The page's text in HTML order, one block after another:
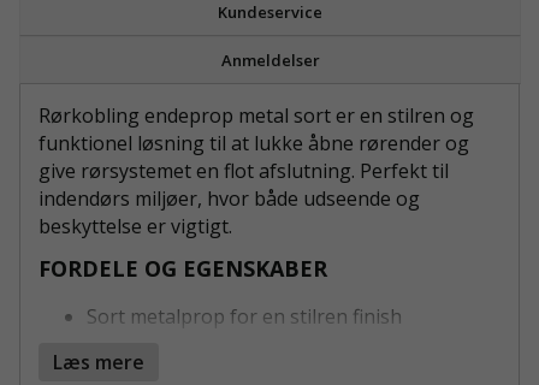
Kundeservice
Anmeldelser
Rørkobling endeprop metal sort er en stilren og
funktionel løsning til at lukke åbne rørender og
give rørsystemet en flot afslutning. Perfekt til
indendørs miljøer, hvor både udseende og
beskyttelse er vigtigt.
FORDELE OG EGENSKABER
Sort metalprop for en stilren finish
Nem montering med rustfri stålskrue
Læs mere